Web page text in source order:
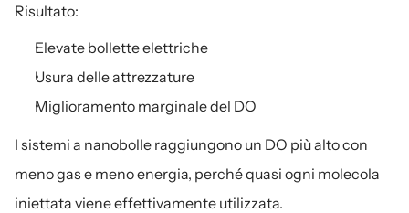
Risultato:
Elevate bollette elettriche
Usura delle attrezzature
Miglioramento marginale del DO
I sistemi a nanobolle raggiungono un DO più alto con
meno gas e meno energia, perché quasi ogni molecola
iniettata viene effettivamente utilizzata.